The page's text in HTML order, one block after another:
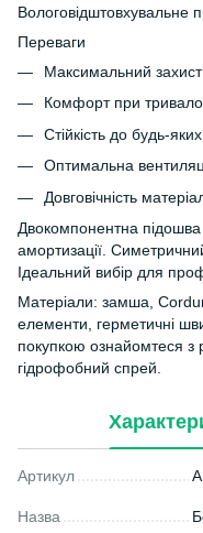
Вологовідштовхувальне
Переваги
Максимальний захист
Комфорт при
Стійкість до будь-
Оптимальна
Довговічність
Двокомпонентна підошва
амортизації.
Ідеальний вибір для
Матеріали: замша,
елементи, герметичні
покупкою ознайомтеся
гідрофобний спрей.
Артикул
Назва